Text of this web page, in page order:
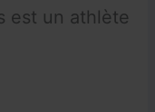
est un athlète